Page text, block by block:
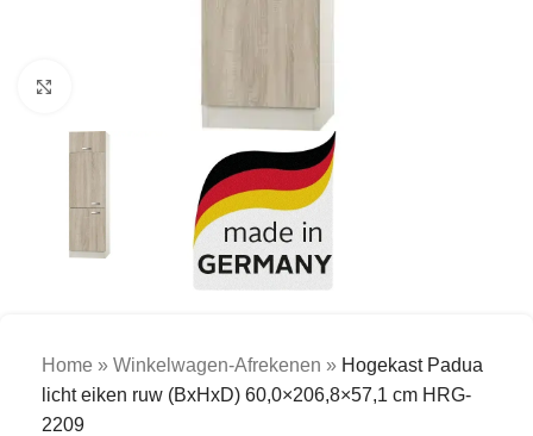
Home » Winkelwagen-Afrekenen » Hogekast Padua
licht eiken ruw (BxHxD) 60,0×206,8×57,1 cm HRG-
2209